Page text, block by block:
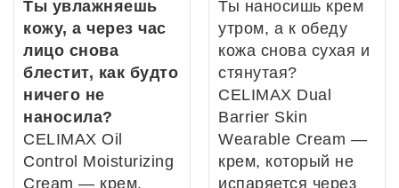
для жирной кожи
Ты увлажняешь
кожу, а через час
лицо снова
блестит, как будто
ничего не
наносила?
CELIMAX Oil
Control Moisturizing
Cream — крем,
Ты наносишь крем
утром, а к обеду
кожа снова сухая и
стянутая?
CELIMAX Dual
Barrier Skin
Wearable Cream —
крем, который не
испаряется через